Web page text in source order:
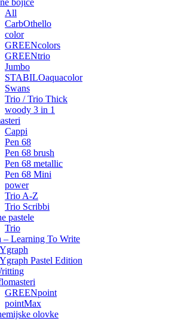
bojice
All
CarbOthello
color
GREENcolors
GREENtrio
Jumbo
STABILOaquacolor
Swans
Trio / Trio Thick
woody 3 in 1
Cappi
Pen 68
Pen 68 brush
Pen 68 metallic
Pen 68 Mini
power
Trio A-Z
Trio Scribbi
pastele
Trio
– Learning To Write
Pastel Edition
GREENpoint
pointMax
olovke